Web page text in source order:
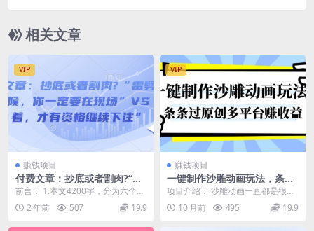
相关文章
VIP
赚钱项目
付费文章：抄底或者割肉?“雷
劈下来的时候，你一定要在现
场”VS“活着，才有资格继续下
注”
前言： 1.本文4200字，分为六个部
分： 1)踩踏，就在一念之间。 2)25
年...2 年前 507 19.9
VIP
赚钱项目
一键制作沙雕动画玩法，条条
过原创，分分钟打造爆款，多
平台賺收益
项目介绍： 沙雕动画一直都是很火
的一个领域，而且现在它内容更新
奇，直接把短剧内容...
10 月前 495 19.9